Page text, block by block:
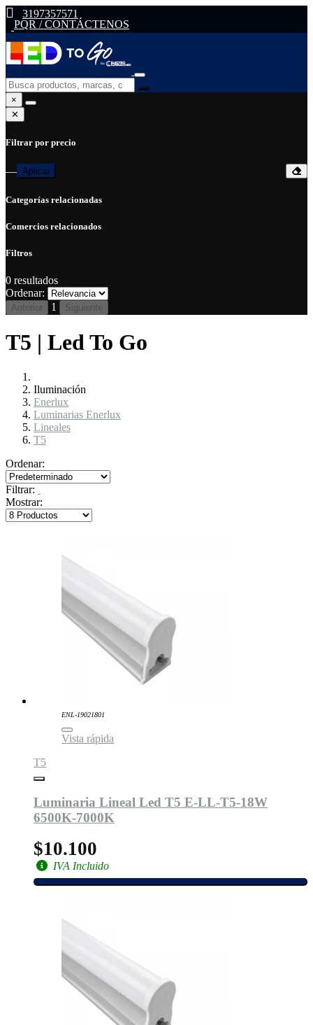
3197357571
PQR / CONTÁCTENOS
×
✕
Filtrar por precio
— Aplicar
Categorías relacionadas
Comercios relacionados
Filtros
0 resultados
Ordenar:
Anterior 1 Siguiente
T5 | Led To Go
Iluminación
Enerlux
Luminarias Enerlux
Lineales
T5
Ordenar:
Filtrar:
Mostrar:
ENL-19021801
Vista rápida
T5
Luminaria Lineal Led T5 E-LL-T5-18W
6500K-7000K
$10.100
IVA Incluido